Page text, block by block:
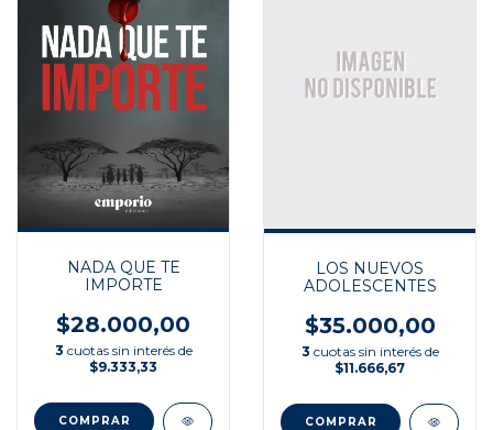
NADA QUE TE
IMPORTE
$28.000,00
3 cuotas sin interés de
$9.333,33
LOS NUEVOS
ADOLESCENTES
$35.000,00
3 cuotas sin interés de
$11.666,67